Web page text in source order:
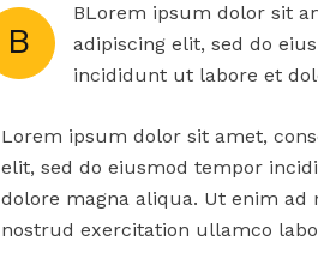
B
BLorem ipsum dolor sit
adipiscing elit, sed do
incididunt ut labore et
Lorem ipsum dolor sit amet,
elit, sed do eiusmod tempor
dolore magna aliqua. Ut enim ad
nostrud exercitation ullamco